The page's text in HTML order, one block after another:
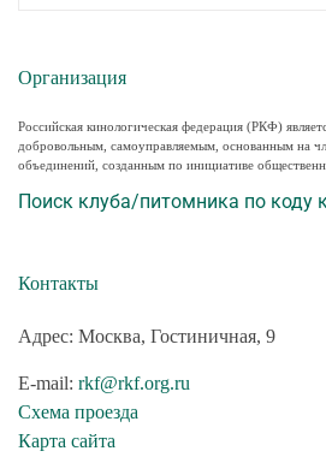
Организация
Российская кинологическая федерация (РКФ)
добровольным, самоуправляемым, основанным на
объединений, созданным по инициативе
Поиск клуба/питомника по коду
Контакты
Адрес: Москва, Гостиничная, 9
E-mail: rkf@rkf.org.ru
Схема проезда
Карта сайта